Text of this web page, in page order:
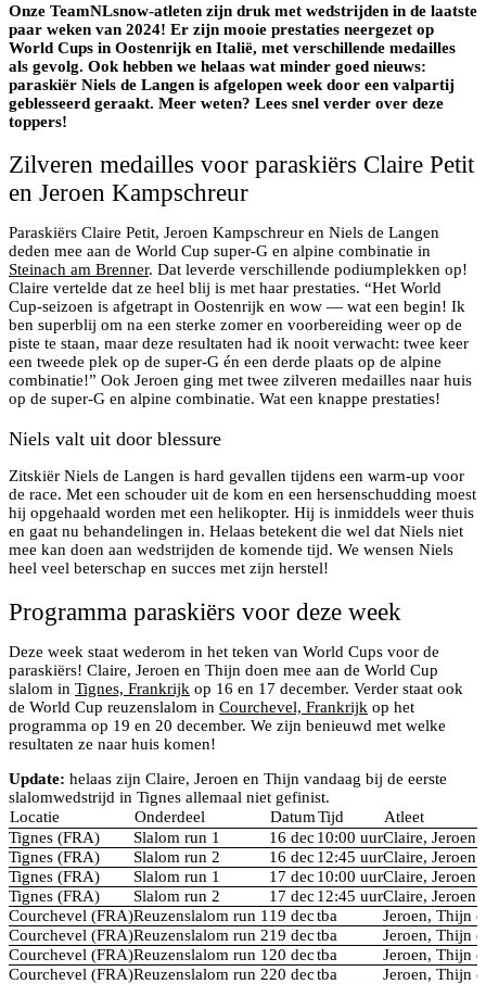
Onze TeamNLsnow-atleten zijn druk met wedstrijden in de laatste
paar weken van 2024! Er zijn mooie prestaties neergezet op
World Cups in Oostenrijk en Italië, met verschillende medailles
als gevolg. Ook hebben we helaas wat minder goed nieuws:
paraskiër Niels de Langen is afgelopen week door een valpartij
geblesseerd geraakt. Meer weten? Lees snel verder over deze
toppers!
Zilveren medailles voor paraskiërs Claire Petit
en Jeroen Kampschreur
Paraskiërs Claire Petit, Jeroen Kampschreur en Niels de Langen
deden mee aan de World Cup super-G en alpine combinatie in
Steinach am Brenner. Dat leverde verschillende podiumplekken op!
Claire vertelde dat ze heel blij is met haar prestaties. “Het World
Cup-seizoen is afgetrapt in Oostenrijk en wow — wat een begin! Ik
ben superblij om na een sterke zomer en voorbereiding weer op de
piste te staan, maar deze resultaten had ik nooit verwacht: twee keer
een tweede plek op de super-G én een derde plaats op de alpine
combinatie!” Ook Jeroen ging met twee zilveren medailles naar huis
op de super-G en alpine combinatie. Wat een knappe prestaties!
Niels valt uit door blessure
Zitskiër Niels de Langen is hard gevallen tijdens een warm-up voor
de race. Met een schouder uit de kom en een hersenschudding moest
hij opgehaald worden met een helikopter. Hij is inmiddels weer thuis
en gaat nu behandelingen in. Helaas betekent die wel dat Niels niet
mee kan doen aan wedstrijden de komende tijd. We wensen Niels
heel veel beterschap en succes met zijn herstel!
Programma paraskiërs voor deze week
Deze week staat wederom in het teken van World Cups voor de
paraskiërs! Claire, Jeroen en Thijn doen mee aan de World Cup
slalom in Tignes, Frankrijk op 16 en 17 december. Verder staat ook
de World Cup reuzenslalom in Courchevel, Frankrijk op het
programma op 19 en 20 december. We zijn benieuwd met welke
resultaten ze naar huis komen!
Update: helaas zijn Claire, Jeroen en Thijn vandaag bij de eerste
slalomwedstrijd in Tignes allemaal niet gefinist.
Locatie
Onderdeel DatumTijd
Atleet
Tignes (FRA)
Slalom run 1 16 dec 10:00 uurClaire, Jeroen
Tignes (FRA)
Slalom run 2 16 dec 12:45 uurClaire, Jeroen
Tignes (FRA)
Slalom run 1 17 dec 10:00 uurClaire, Jeroen
Tignes (FRA)
Slalom run 2 17 dec 12:45 uurClaire, Jeroen
Courchevel (FRA)Reuzenslalom run 1 19 dectba
Jeroen, Thijn
Courchevel (FRA)Reuzenslalom run 219 dectba
Jeroen, Thijn
Courchevel (FRA)Reuzenslalom run 1 20 dectba
Jeroen, Thijn
Courchevel (FRA)Reuzenslalom run 220 dectba Jeroen, Thijn